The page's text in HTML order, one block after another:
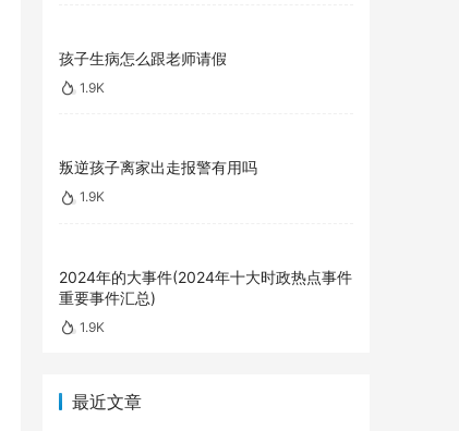
孩子生病怎么跟老师请假
1.9K
叛逆孩子离家出走报警有用吗
1.9K
2024年的大事件(2024年十大时政热点事件
重要事件汇总)
1.9K
最近文章